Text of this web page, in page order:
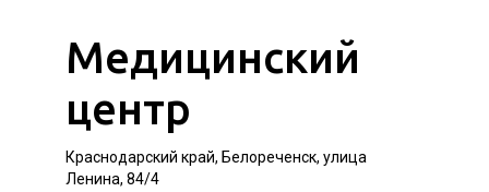
Медицинский
центр
Краснодарский край, Белореченск, улица
Ленина, 84/4